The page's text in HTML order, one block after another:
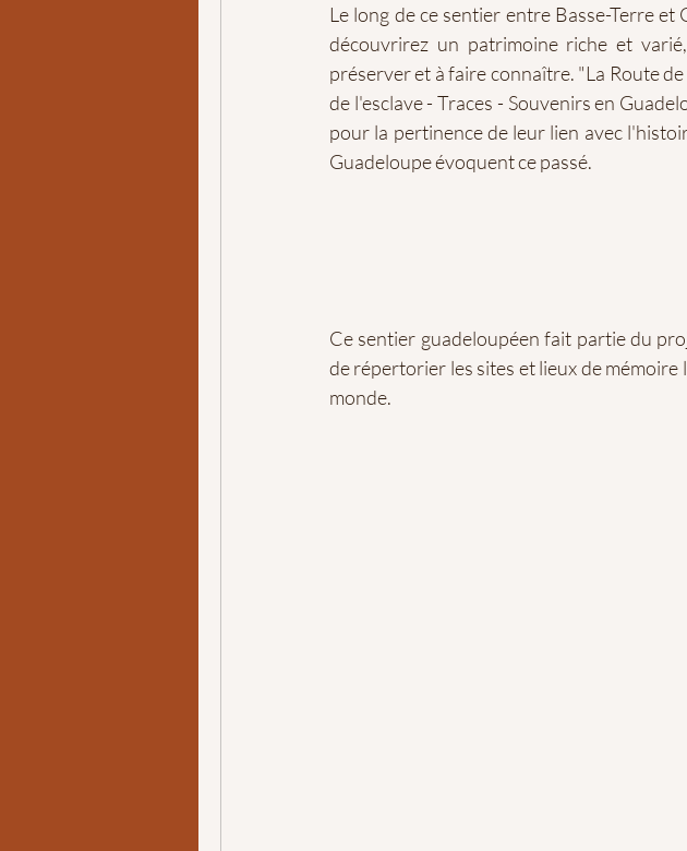
Le long de ce sentier entre Basse-Terre
découvrirez un patrimoine riche et
préserver et à faire connaître. "La Route
de l'esclave - Traces - Souvenirs en
pour la pertinence de leur lien avec
Guadeloupe évoquent ce passé.
Ce sentier guadeloupéen fait partie du
de répertorier les sites et lieux de
monde.